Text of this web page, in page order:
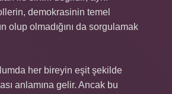
demokrasinin temel
olup olmadığını da sorgulamak
her bireyin eşit şekilde
anlamına gelir. Ancak bu